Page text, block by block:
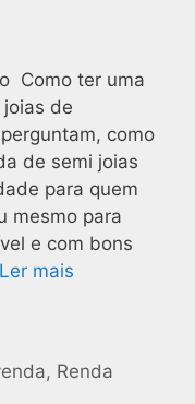
Como ter uma
de
como
de semi joias
para quem
mesmo para
e com bons
Ler mais
, Renda